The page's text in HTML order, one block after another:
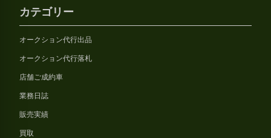
カテゴリー
オークション代行出品
オークション代行落札
店舗ご成約車
業務日誌
販売実績
買取